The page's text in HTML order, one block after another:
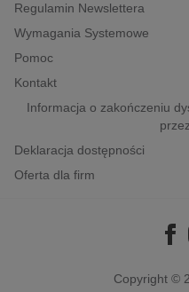
popularno-naukowe
historia
Regulamin Newslettera
Wymagania Systemowe
Pomoc
Kontakt
Informacja o zakończeniu
Deklaracja dostępności
Oferta dla firm
Copyright ©